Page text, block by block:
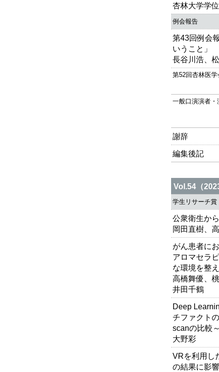
杏林大学学
例会報告
第43回例会
いうこと」
長谷川浩、
第52回杏林医
一般口演演者・
謝辞
編集後記
Vol.54（
学生リサーチ賞
公衆衛生か
岡田直樹、
がん患者に
アロマセラ
な環境を整
高橋舞優、
井田千鶴
Deep
チファクト
scanの比較
大野彩
VRを利用し
の結果に影